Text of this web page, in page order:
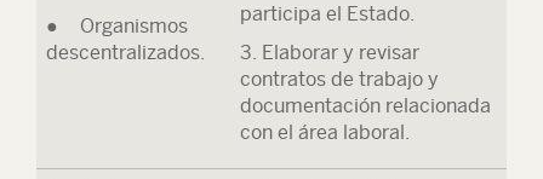
● Organismos
descentralizados.
participa el Estado.
3. Elaborar y revisar
contratos de trabajo y
documentación relacionada
con el área laboral.